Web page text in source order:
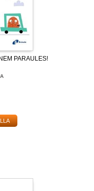
PARAULES!